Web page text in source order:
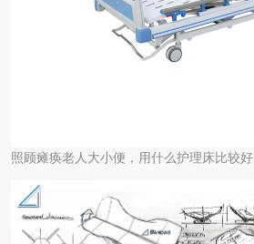
照顾瘫痪老人大小便，用什么护理床比较好